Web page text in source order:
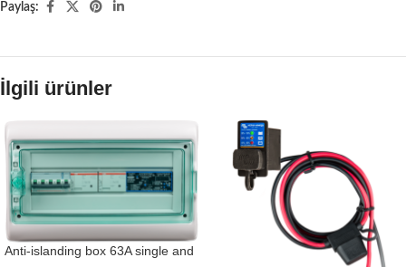
Paylaş:
İlgili ürünler
Anti-islanding box 63A single and